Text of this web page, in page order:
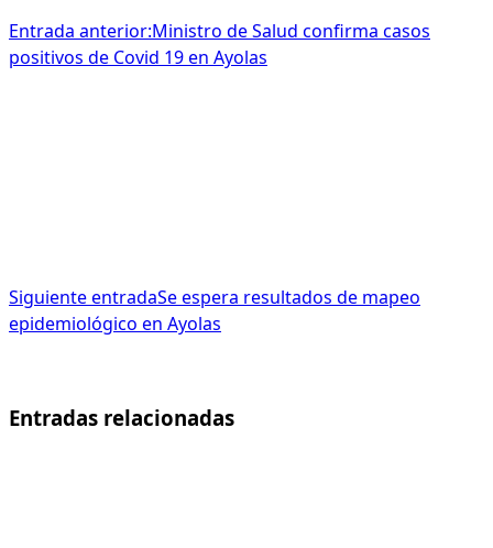
Entrada anterior:Ministro de Salud confirma casos
positivos de Covid 19 en Ayolas
Siguiente entradaSe espera resultados de mapeo
epidemiológico en Ayolas
Entradas relacionadas